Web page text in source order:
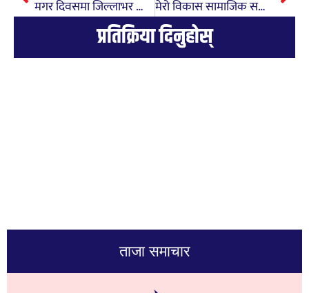
मगर दिवसमा जिल्लाभर सार्वजानिक बिदा हुनु स्वागतयोग्यः गर्जामगर मेरो विकास सामाजिक सञ्जालमा देखिने होइन, व्यवहारमा रूपान्तरण हुने होः भट्टराई
प्रतिक्रिया दिनुहोस्
ताजा समाचार